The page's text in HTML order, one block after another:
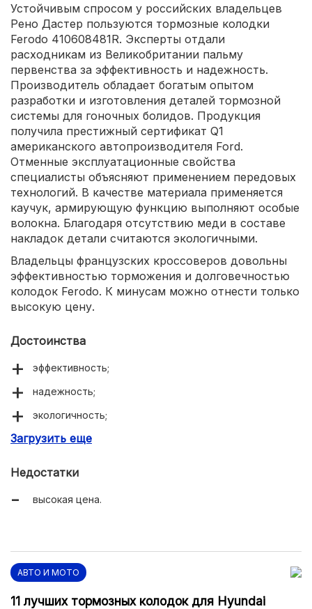
Устойчивым спросом у российских владельцев
Рено Дастер пользуются тормозные колодки
Ferodo 410608481R. Эксперты отдали
расходникам из Великобритании пальму
первенства за эффективность и надежность.
Производитель обладает богатым опытом
разработки и изготовления деталей тормозной
системы для гоночных болидов. Продукция
получила престижный сертификат Q1
американского автопроизводителя Ford.
Отменные эксплуатационные свойства
специалисты объясняют применением передовых
технологий. В качестве материала применяется
каучук, армирующую функцию выполняют особые
волокна. Благодаря отсутствию меди в составе
накладок детали считаются экологичными.
Владельцы французских кроссоверов довольны
эффективностью торможения и долговечностью
колодок Ferodo. К минусам можно отнести только
высокую цену.
Достоинства
эффективность;
надежность;
экологичность;
долговечность.
Загрузить еще
Недостатки
высокая цена.
АВТО И МОТО
11 лучших тормозных колодок для Hyundai